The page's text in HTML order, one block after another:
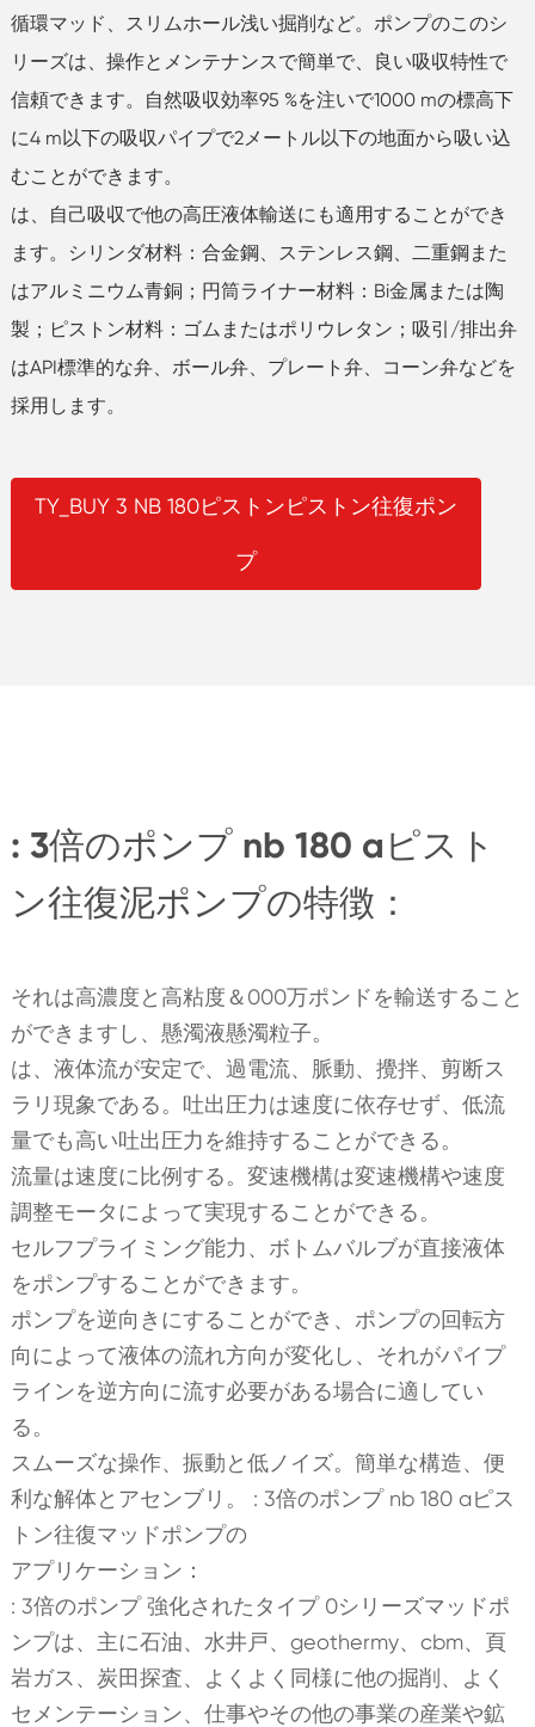
循環マッド、スリムホール浅い掘削など。ポンプのこのシ
リーズは、操作とメンテナンスで簡単で、良い吸収特性で
信頼できます。自然吸収効率95 %を注いで1000 mの標高下
に4 m以下の吸収パイプで2メートル以下の地面から吸い込
むことができます。
は、自己吸収で他の高圧液体輸送にも適用することができ
ます。シリンダ材料：合金鋼、ステンレス鋼、二重鋼また
はアルミニウム青銅；円筒ライナー材料：Bi金属または陶
製；ピストン材料：ゴムまたはポリウレタン；吸引/排出弁
はAPI標準的な弁、ボール弁、プレート弁、コーン弁などを
採用します。
TY_BUY 3 NB 180ピストンピストン往復ポン
プ
: 3倍のポンプ nb 180 aピスト
ン往復泥ポンプの特徴：
それは高濃度と高粘度＆000万ポンドを輸送すること
ができますし、懸濁液懸濁粒子。
は、液体流が安定で、過電流、脈動、攪拌、剪断ス
ラリ現象である。吐出圧力は速度に依存せず、低流
量でも高い吐出圧力を維持することができる。
流量は速度に比例する。変速機構は変速機構や速度
調整モータによって実現することができる。
セルフプライミング能力、ボトムバルブが直接液体
をポンプすることができます。
ポンプを逆向きにすることができ、ポンプの回転方
向によって液体の流れ方向が変化し、それがパイプ
ラインを逆方向に流す必要がある場合に適してい
る。
スムーズな操作、振動と低ノイズ。簡単な構造、便
利な解体とアセンブリ。 : 3倍のポンプ nb 180 aピス
トン往復マッドポンプの
アプリケーション：
: 3倍のポンプ 強化されたタイプ 0シリーズマッドポ
ンプは、主に石油、水井戸、geothermy、cbm、頁
岩ガス、炭田探査、よくよく同様に他の掘削、よく
セメンテーション、仕事やその他の事業の産業や鉱